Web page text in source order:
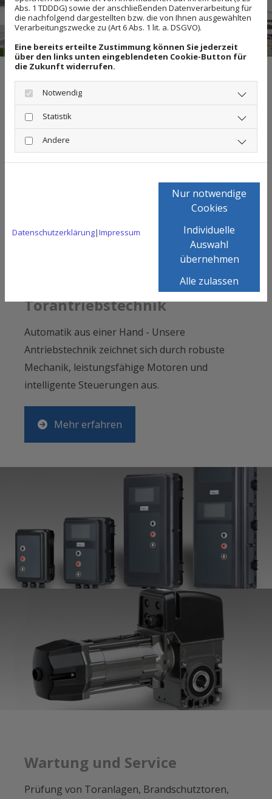
Roll- und Gittertore
Die ausgereiften Torsysteme zeichnen sich
durch hohe Wirtschaftlichkeit, Robustheit und
Torantriebstechnik
Automatik aus einer Hand - Unsere
Antriebstechnik zeichnet sich durch robuste
Mechanik, leistungsfähige Motoren und
intelligente Steuerungen aus.
Mehr erfahren
Wartung und Service
Prüfung von Toranlagen, Brandschutztoren,
Abs. 1 TDDDG) sowie der anschließenden Datenverarbeitung für
die nachfolgend dargestellten bzw. die von Ihnen ausgewählten
Verarbeitungszwecke zu (Art 6 Abs. 1 lit. a. DSGVO).
Eine bereits erteilte Zustimmung können Sie jederzeit
über den links unten eingeblendeten Cookie-Button für
die Zukunft widerrufen.
Notwendig
Statistik
Andere
Datenschutzerklärung|Impressum
Nur notwendige
Cookies
Individuelle
Auswahl
übernehmen
Alle zulassen